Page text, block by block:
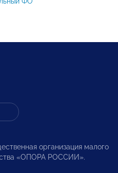
организация малого
«ОПОРА РОССИИ».